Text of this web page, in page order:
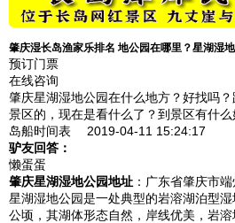
肇庆湿长岛渔家乐排名 地公园在哪里？星湖湿
预订门票
在线咨询
肇庆星湖湿地公园在什么地方？好找吗
景区的，现在是看什么了？到景区有什么
岛船时间表 2019-04-11 15:24:17
驴友回答：
懒蛋蛋
肇庆星湖湿地公园地址 ：广东省肇庆市
星湖湿地公园是一处典型的岩溶湖泊型
公顷，其湖体形态自然，岸线优美，岩